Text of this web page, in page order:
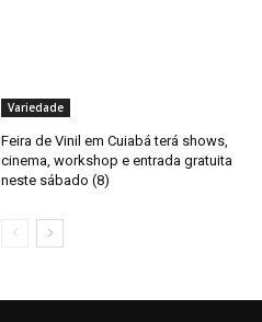
Variedade
Feira de Vinil em Cuiabá terá shows,
cinema, workshop e entrada gratuita
neste sábado (8)